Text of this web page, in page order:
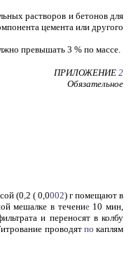
растворов и бетонов для
цемента или другого
превышать 3 % по массе.
ПРИЛОЖЕНИЕ 2
Обязательное
(0,2 ( 0,0002) г помещают в
мешалке в течение10 мин,
и переносят в колбу
проводят покаплям